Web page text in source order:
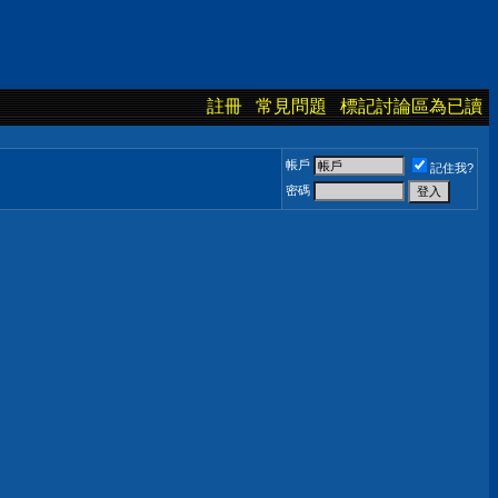
註冊 常見問題 標記討論區為已讀
帳戶
記住我?
密碼